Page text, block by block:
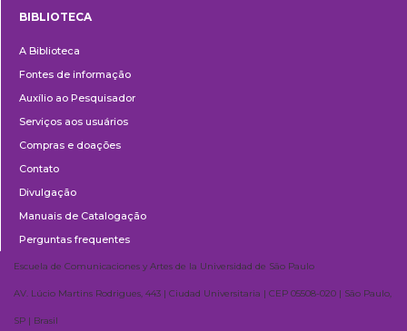
BIBLIOTECA
A Biblioteca
Fontes de informação
Auxílio ao Pesquisador
Serviços aos usuários
Compras e doações
Contato
Divulgação
Manuais de Catalogação
Perguntas frequentes
Escuela de Comunicaciones y Artes de la Universidad de São Paulo
AV. Lúcio Martins Rodrigues, 443 | Ciudad Universitaria | CEP 05508-020 | São Paulo,
SP | Brasil